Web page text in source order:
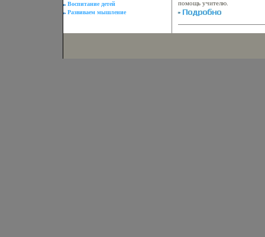
Воспитание детей
Развиваем мышление
помощь учителю.